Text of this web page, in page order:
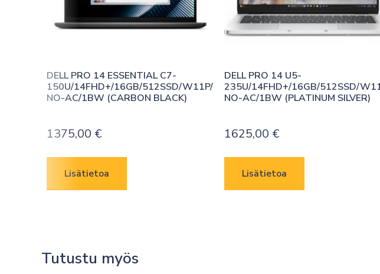
DELL PRO 14 ESSENTIAL C7-
150U/14FHD+/16GB/512SSD/W11P/
NO-AC/1BW (CARBON BLACK)
1375,00 €
Lisätietoa
DELL PRO 14 U5-
235U/14FHD+/16GB/512SSD/
NO-AC/1BW (PLATINUM SILVER)
1625,00 €
Lisätietoa
Tutustu myös